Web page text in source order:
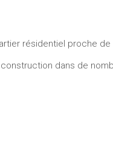
résidentiel proche
dans de